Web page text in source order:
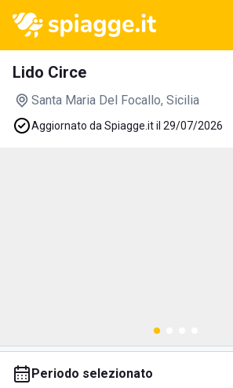
Lido Circe
Santa Maria Del Focallo, Sicilia
Aggiornato da Spiagge.it il 29/07/2026
Periodo selezionato